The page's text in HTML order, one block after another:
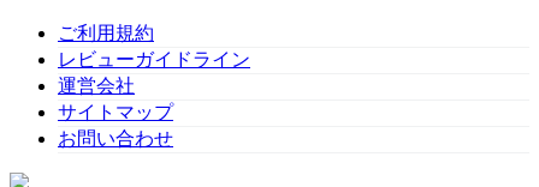
ご利用規約
レビューガイドライン
運営会社
サイトマップ
お問い合わせ